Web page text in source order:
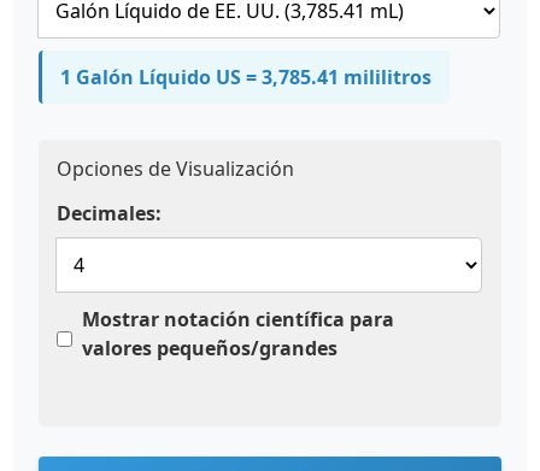
1 Galón Líquido US = 3,785.41 mililitros
Opciones de Visualización
Decimales:
Mostrar notación científica para
valores pequeños/grandes